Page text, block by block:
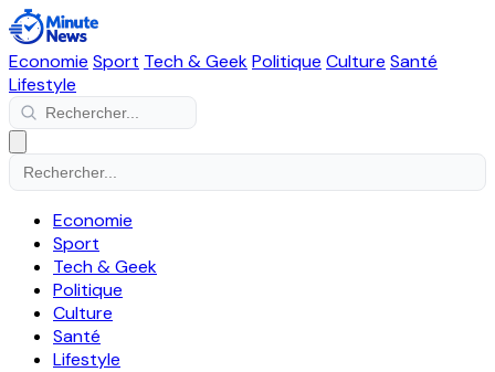
Economie Sport Tech & GeekPolitique Culture Santé
Lifestyle
Economie
Sport
Tech & Geek
Politique
Culture
Santé
Lifestyle